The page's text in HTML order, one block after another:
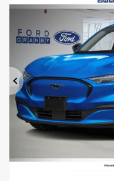
Précédent